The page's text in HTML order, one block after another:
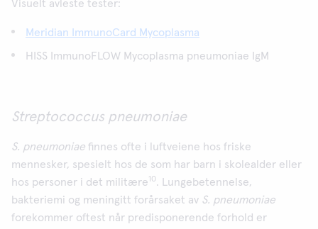
Visuelt avleste tester:
Meridian ImmunoCard Mycoplasma
HISS ImmunoFLOW Mycoplasma pneumoniae IgM
Streptococcus pneumoniae
S. pneumoniae finnes ofte i luftveiene hos friske
mennesker, spesielt hos de som har barn i skolealder eller
hos personer i det militære10. Lungebetennelse,
bakteriemi og meningitt forårsaket av S. pneumoniae
forekommer oftest når predisponerende forhold er